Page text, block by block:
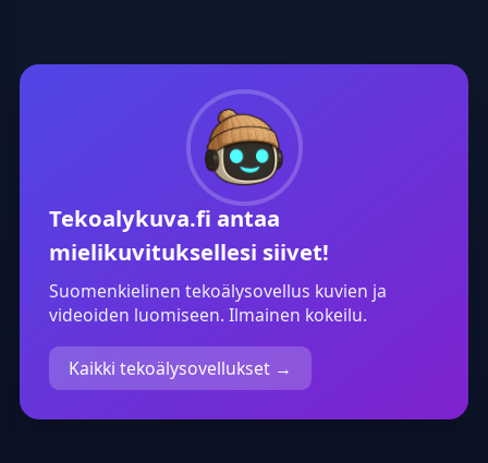
kauneudenhoito, ja saat heti
Tekoalykuva.fi antaa
mielikuvituksellesi siivet!
Suomenkielinen tekoälysovellus kuvien ja
videoiden luomiseen. Ilmainen kokeilu.
Kaikki tekoälysovellukset →